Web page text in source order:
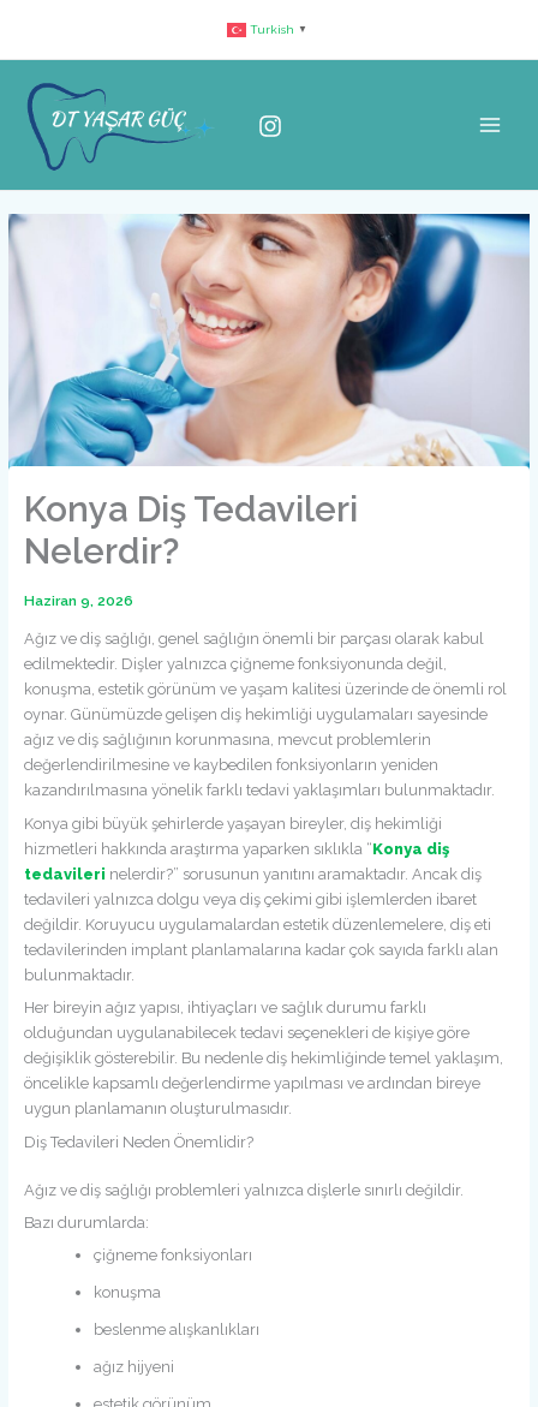
Turkish ▼
Konya Diş Tedavileri
Nelerdir?
Haziran 9, 2026
Ağız ve diş sağlığı, genel sağlığın önemli bir parçası olarak kabul
edilmektedir. Dişler yalnızca çiğneme fonksiyonunda değil,
konuşma, estetik görünüm ve yaşam kalitesi üzerinde de önemli rol
oynar. Günümüzde gelişen diş hekimliği uygulamaları sayesinde
ağız ve diş sağlığının korunmasına, mevcut problemlerin
değerlendirilmesine ve kaybedilen fonksiyonların yeniden
kazandırılmasına yönelik farklı tedavi yaklaşımları bulunmaktadır.
Konya gibi büyük şehirlerde yaşayan bireyler, diş hekimliği
hizmetleri hakkında araştırma yaparken sıklıkla “Konya diş
tedavilerinelerdir?” sorusunun yanıtını aramaktadır. Ancak diş
tedavileri yalnızca dolgu veya diş çekimi gibi işlemlerden ibaret
değildir. Koruyucu uygulamalardan estetik düzenlemelere, diş eti
tedavilerinden implant planlamalarına kadar çok sayıda farklı alan
bulunmaktadır.
Her bireyin ağız yapısı, ihtiyaçları ve sağlık durumu farklı
olduğundan uygulanabilecek tedavi seçenekleri de kişiye göre
değişiklik gösterebilir. Bu nedenle diş hekimliğinde temel yaklaşım,
öncelikle kapsamlı değerlendirme yapılması ve ardından bireye
uygun planlamanın oluşturulmasıdır.
Diş Tedavileri Neden Önemlidir?
Ağız ve diş sağlığı problemleri yalnızca dişlerle sınırlı değildir.
Bazı durumlarda:
çiğneme fonksiyonları
konuşma
beslenme alışkanlıkları
ağız hijyeni